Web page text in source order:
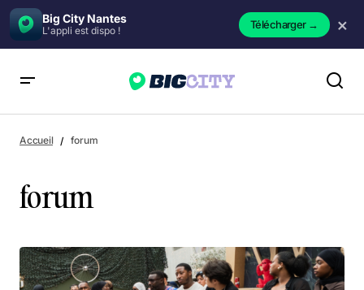
Big City Nantes
L'appli est dispo ! Télécharger→ ×
Accueil forum
forum